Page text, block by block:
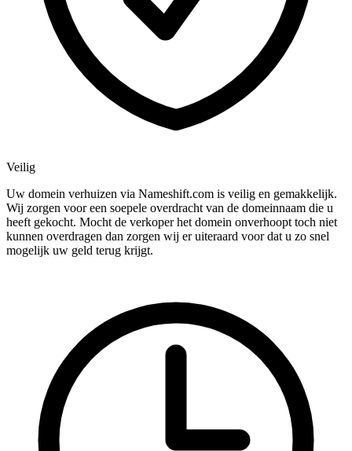
Veilig
Uw domein verhuizen via Nameshift.com is veilig en gemakkelijk.
Wij zorgen voor een soepele overdracht van de domeinnaam die u
heeft gekocht. Mocht de verkoper het domein onverhoopt toch niet
kunnen overdragen dan zorgen wij er uiteraard voor dat u zo snel
mogelijk uw geld terug krijgt.